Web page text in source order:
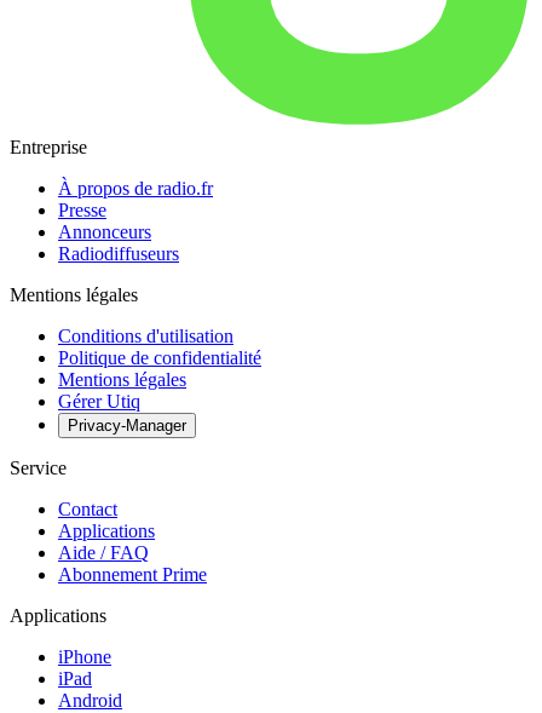
Entreprise
À propos de radio.fr
Presse
Annonceurs
Radiodiffuseurs
Mentions légales
Conditions d'utilisation
Politique de confidentialité
Mentions légales
Gérer Utiq
Privacy-Manager
Service
Contact
Applications
Aide / FAQ
Abonnement Prime
Applications
iPhone
iPad
Android